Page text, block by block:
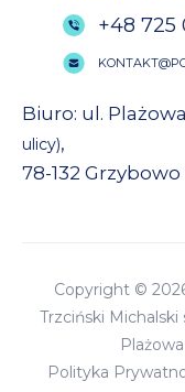
+48
Biuro: ul.
ulicy),
78-132 Grzybowo
Copyright ©
Trzciński
Polityka